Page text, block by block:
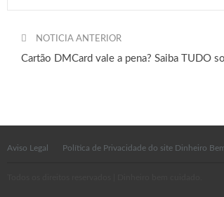
NOTICIA ANTERIOR
Cartão DMCard vale a pena? Saiba TUDO
Aviso Legal Política de Privacidade do site Dinheiro